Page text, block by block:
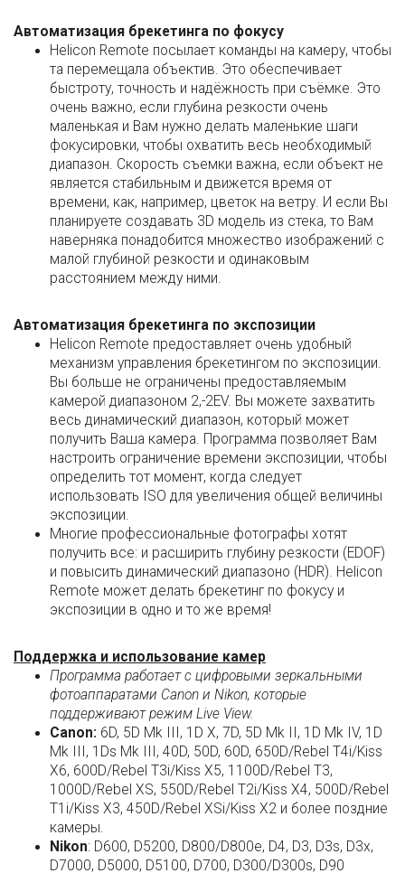
Автоматизация брекетинга по фокусу
Helicon Remote посылает команды на камеру, чтобы
та перемещала объектив. Это обеспечивает
быстроту, точность и надёжность при съёмке. Это
очень важно, если глубина резкости очень
маленькая и Вам нужно делать маленькие шаги
фокусировки, чтобы охватить весь необходимый
диапазон. Скорость съемки важна, если объект не
является стабильным и движется время от
времени, как, например, цветок на ветру. И если Вы
планируете создавать 3D модель из стека, то Вам
наверняка понадобится множество изображений с
малой глубиной резкости и одинаковым
расстоянием между ними.
Автоматизация брекетинга по экспозиции
Helicon Remote предоставляет очень удобный
механизм управления брекетингом по экспозиции.
Вы больше не ограничены предоставляемым
камерой диапазоном 2,-2EV. Вы можете захватить
весь динамический диапазон, который может
получить Ваша камера. Программа позволяет Вам
настроить ограничение времени экспозиции, чтобы
определить тот момент, когда следует
использовать ISO для увеличения общей величины
экспозиции.
Многие профессиональные фотографы хотят
получить все: и расширить глубину резкости (EDOF)
и повысить динамический диапазоно (HDR). Helicon
Remote может делать брекетинг по фокусу и
экспозиции в одно и то же время!
Поддержка и использование камер
Программа работает с цифровыми зеркальными
фотоаппаратами Canon и Nikon, которые
поддерживают режим Live View.
Canon: 6D, 5D Mk III, 1D X, 7D, 5D Mk II, 1D Mk IV, 1D
Mk III, 1Ds Mk III, 40D, 50D, 60D, 650D/Rebel T4i/Kiss
X6, 600D/Rebel T3i/Kiss X5, 1100D/Rebel T3,
1000D/Rebel XS, 550D/Rebel T2i/Kiss X4, 500D/Rebel
T1i/Kiss X3, 450D/Rebel XSi/Kiss X2 и более поздние
камеры.
Nikon: D600, D5200, D800/D800e, D4, D3, D3s, D3x,
D7000, D5000, D5100, D700, D300/D300s, D90